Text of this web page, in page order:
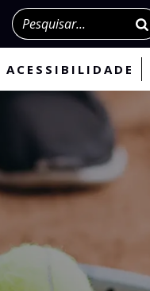
Pesquisar
ACESSIBILIDADE